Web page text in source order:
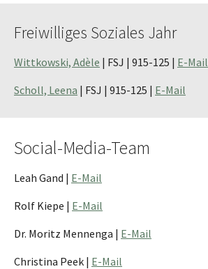
Freiwilliges Soziales Jahr
Wittkowski, Adèle | FSJ | 915-125 | E-Mail
Scholl, Leena | FSJ | 915-125 | E-Mail
Social-Media-Team
Leah Gand | E-Mail
Rolf Kiepe | E-Mail
Dr. Moritz Mennenga | E-Mail
Christina Peek | E-Mail